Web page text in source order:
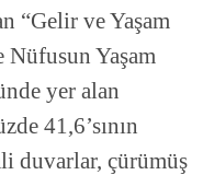
“Gelir ve Yaşam
Nüfusun Yaşam
yer alan
41,6’sının
duvarlar, çürümüş